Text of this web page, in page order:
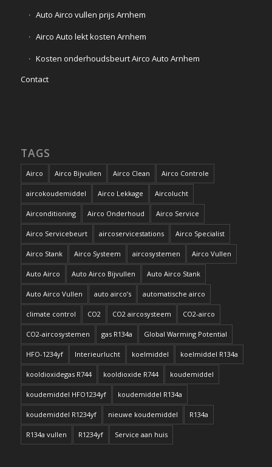
Auto Airco vullen prijs Arnhem
Airco Auto lekt kosten Arnhem
Kosten onderhoudsbeurt Airco Auto Arnhem
Contact
TAGS
Airco Airco Bijvullen Airco Clean Airco Controle
aircokoudemiddel Airco Lekkage Aircolucht
Airconditioning Airco Onderhoud Airco Service
Airco Servicebeurt aircoservicestations Airco Specialist
Airco Stank Airco Systeem aircosystemen Airco Vullen
Auto Airco Auto Airco Bijvullen Auto Airco Stank
Auto Airco Vullen auto airco’s automatische airco
climate control CO2 CO2 aircosysteem CO2-airco
CO2-aircosystemen gas R134a Global Warming Potential
HFO-1234yf Interieurlucht koelmiddel koelmiddel R134a
kooldioxidegas R744 kooldioxide R744 koudemiddel
koudemiddel HFO1234yf koudemiddel R134a
koudemiddel R1234yf nieuwe koudemiddel R134a
R134a vullen R1234yf Service aan huis